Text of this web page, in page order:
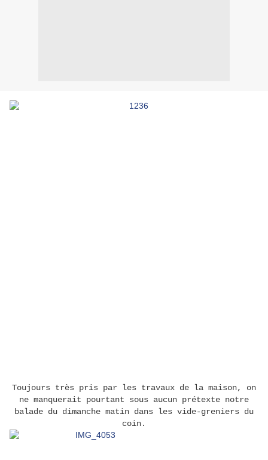
Toujours très pris par les travaux de la maison, on
ne manquerait pourtant sous aucun prétexte notre
balade du dimanche matin dans les vide-greniers du
coin.